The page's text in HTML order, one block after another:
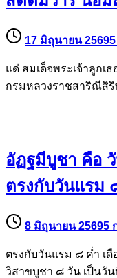
17 มิถุนายน 2569
แด่ สมเด็จพระเจ้าลูกเ
กรมหลวงราชสาริณีสิ
อัฏฐมีบูชา คือ
ตรงกับวันแรม
8 มิถุนายน 25695
ตรงกับวันแรม ๘ ค่ำ เ
วิสาขบูชา ๘ วัน เป็นวั